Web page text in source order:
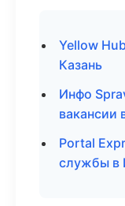
Yellow
Казань
Инфо
вакансии
Portal
службы в